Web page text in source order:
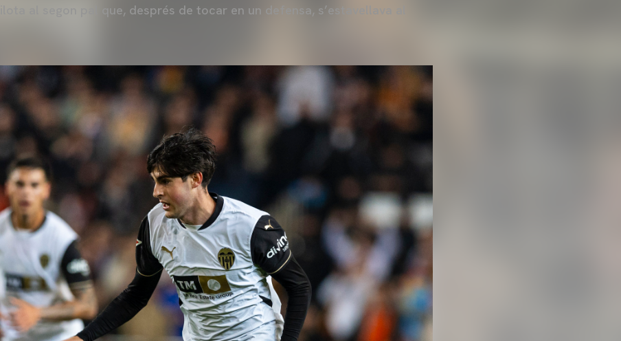
al segon pal que, després de tocar en un defensa, s’estavellava al